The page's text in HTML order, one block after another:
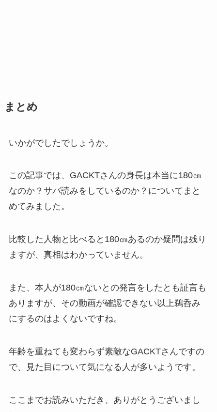
まとめ
いかがでしたでしょうか。
この記事では、GACKTさんの身長は本当に180㎝
なのか？サバ読みをしているのか？についてまと
めてみました。
比較した人物と比べると180㎝あるのか疑問は残り
ますが、真相はわかっていません。
また、本人が180㎝ないとの発言をしたとも証言も
ありますが、その動画が確認できない以上鵜呑み
にするのはよくないですね。
年齢を重ねても変わらず素敵なGACKTさんですの
で、見た目について気になる人が多いようです。
ここまでお読みいただき、ありがとうございまし